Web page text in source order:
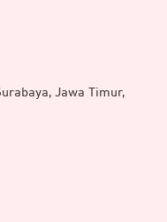
Jawa Timur,